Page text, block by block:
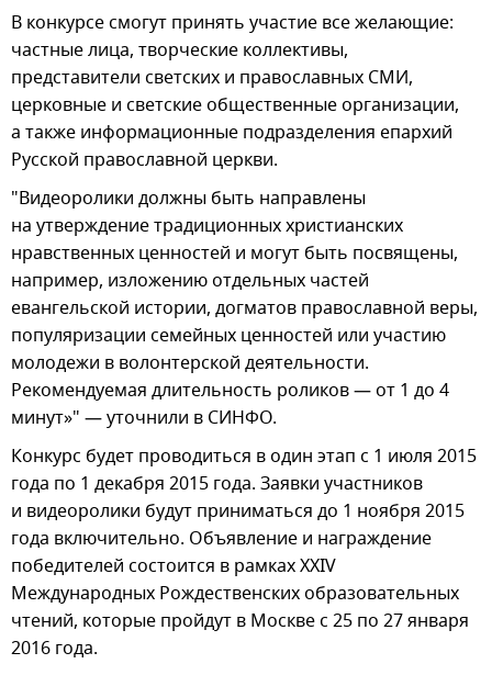
В конкурсе смогут принять участие все желающие:
частные лица, творческие коллективы,
представители светских и православных СМИ,
церковные и светские общественные организации,
а также информационные подразделения епархий
Русской православной церкви.
"Видеоролики должны быть направлены
на утверждение традиционных христианских
нравственных ценностей и могут быть посвящены,
например, изложению отдельных частей
евангельской истории, догматов православной веры,
популяризации семейных ценностей или участию
молодежи в волонтерской деятельности.
Рекомендуемая длительность роликов — от 1 до 4
минут»" — уточнили в СИНФО.
Конкурс будет проводиться в один этап с 1 июля 2015
года по 1 декабря 2015 года. Заявки участников
и видеоролики будут приниматься до 1 ноября 2015
года включительно. Объявление и награждение
победителей состоится в рамках XXIV
Международных Рождественских образовательных
чтений, которые пройдут в Москве с 25 по 27 января
2016 года.